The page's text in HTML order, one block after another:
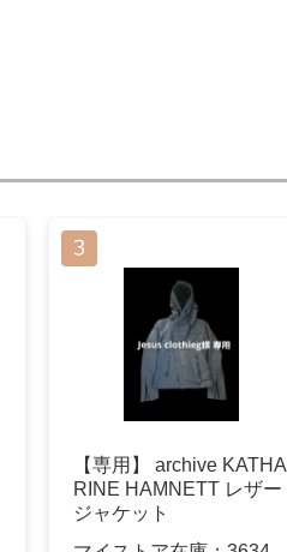
【専用】 archive KATHA
RINE HAMNETT レザー
ジャケット